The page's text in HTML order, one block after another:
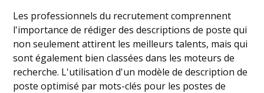
Les professionnels du recrutement comprennent
l'importance de rédiger des descriptions de poste qui
non seulement attirent les meilleurs talents, mais qui
sont également bien classées dans les moteurs de
recherche. L'utilisation d'un modèle de description de
poste optimisé par mots-clés pour les postes de